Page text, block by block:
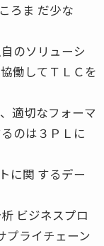
ろま だ少な
のソリューシ
働してＴＬＣを
適切なフォーマ
のは３ＰＬに
に関 するデー
ビジネスプロ
プライチェーン